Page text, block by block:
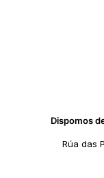
Dispomos
Rúa das